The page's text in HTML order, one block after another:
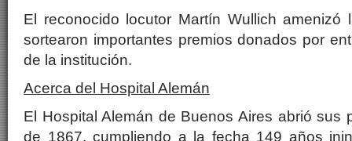
El reconocido locutor Martín Wullich
sortearon importantes premios donados por
de la institución.
Acerca del Hospital Alemán
El Hospital Alemán de Buenos Aires abrió sus
de 1867, cumpliendo a la fecha 149 años